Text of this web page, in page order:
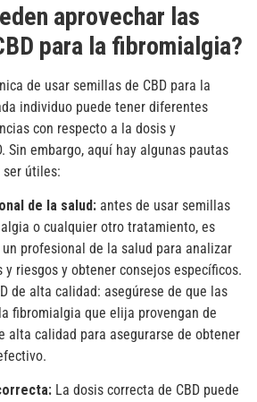
aprovechar las
para la fibromialgia?
de usar semillas de CBD para la
individuo puede tener diferentes
con respecto a la dosis y
Sin embargo, aquí hay algunas pautas
ser útiles:
de la salud: antes de usar semillas
o cualquier otro tratamiento, es
profesional de la salud para analizar
riesgos y obtener consejos específicos.
de alta calidad: asegúrese de que las
fibromialgia que elija provengan de
alta calidad para asegurarse de obtener
La dosis correcta de CBD puede